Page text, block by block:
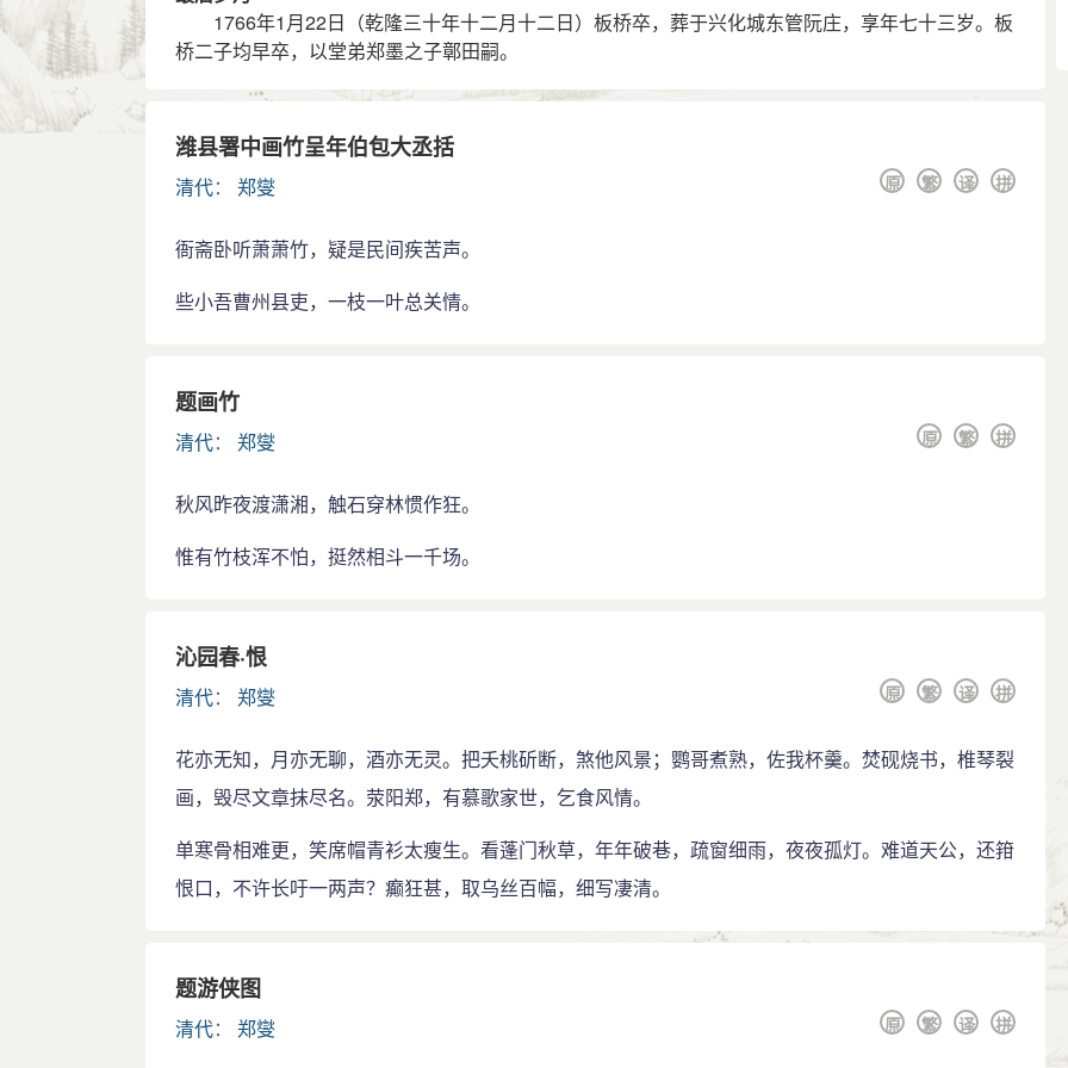
1766年1月22日（乾隆三十年十二月十二日）板桥卒，葬于兴化城东管阮庄，享年七十三岁。板
桥二子均早卒，以堂弟郑墨之子鄣田嗣。
潍县署中画竹呈年伯包大丞括
清代： 郑燮 拼
译
繁
原
衙斋卧听萧萧竹，疑是民间疾苦声。
些小吾曹州县吏，一枝一叶总关情。
题画竹
清代： 郑燮 拼
繁
原
秋风昨夜渡潇湘，触石穿林惯作狂。
惟有竹枝浑不怕，挺然相斗一千场。
沁园春·恨
清代： 郑燮 拼
译
繁
原
花亦无知，月亦无聊，酒亦无灵。把夭桃斫断，煞他风景；鹦哥煮熟，佐我杯羹。焚砚烧书，椎琴裂
画，毁尽文章抹尽名。荥阳郑，有慕歌家世，乞食风情。
单寒骨相难更，笑席帽青衫太瘦生。看蓬门秋草，年年破巷，疏窗细雨，夜夜孤灯。难道天公，还箝
恨口，不许长吁一两声？癫狂甚，取乌丝百幅，细写凄清。
题游侠图
清代： 郑燮 拼
译
繁
原